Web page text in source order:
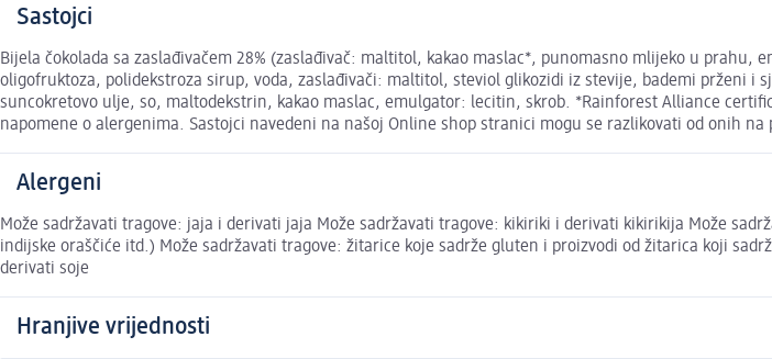
Sastojci
Bijela čokolada sa zaslađivačem 28% (zaslađivač: maltitol, kakao maslac*, punomasno mlijeko u
oligofruktoza, polidekstroza sirup, voda, zaslađivači: maltitol, steviol glikozidi iz stevije, bademi prženi i
suncokretovo ulje, so, maltodekstrin, kakao maslac, emulgator: lecitin, skrob. *Rainforest Alliance
napomene o alergenima. Sastojci navedeni na našoj Online shop stranici mogu se razlikovati od onih na
Alergeni
Može sadržavati tragove: jaja i derivati jaja Može sadržavati tragove: kikiriki i derivati kikirikija Može
indijske oraščiće itd.) Može sadržavati tragove: žitarice koje sadrže gluten i proizvodi od žitarica koji
derivati soje
Hranjive vrijednosti